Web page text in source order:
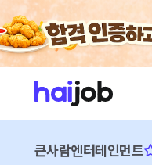
큰사람엔터테인먼트